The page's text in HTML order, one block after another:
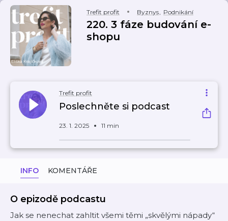
Trefit profit Byznys, Podnikání
220. 3 fáze budování e-
shopu
Trefit profit
Poslechněte si podcast
23. 1. 2025 11 min
INFO KOMENTÁŘE
O epizodě podcastu
Jak se nenechat zahltit všemi těmi „skvělými nápady“